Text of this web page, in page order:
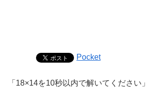
Pocket
「18×14を10秒以内で解いてください」